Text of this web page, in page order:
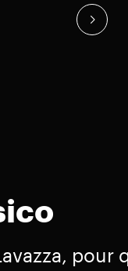
pour